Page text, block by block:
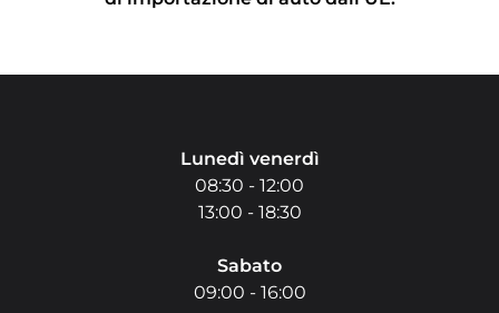
Avete domande?
Lunedì venerdì
08:30 - 12:00
13:00 - 18:30
Sabato
09:00 - 16:00